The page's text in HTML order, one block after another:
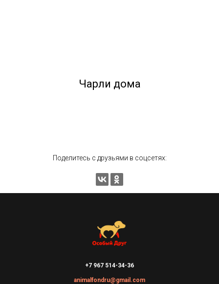
Чарли дома
Поделитесь с друзьями в соцсетях:
+7 967 514-34-36
animalfondru@gmail.com